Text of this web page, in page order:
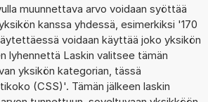
muunnettava arvo voidaan syöttää
kanssa yhdessä, esimerkiksi '170
voidaan käyttää joko yksikön
lyhennettä Laskin valitsee tämän
yksikön kategorian, tässä
(CSS)'. Tämän jälkeen laskin